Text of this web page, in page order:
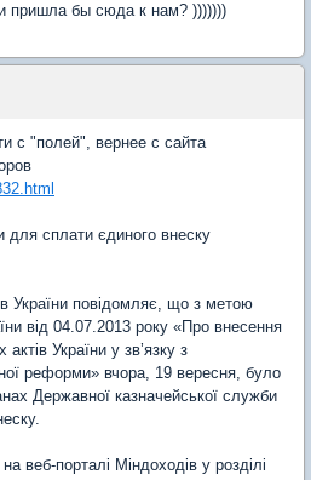
пришла бы сюда к нам? )))))))
с "полей", вернее с сайта
для сплати єдиного внеску
України повідомляє, що з метою
від 04.07.2013 року «Про внесення
України у зв’язку з
реформи» вчора, 19 вересня, було
Державної казначейської служби
веб-порталі Міндоходів у розділі